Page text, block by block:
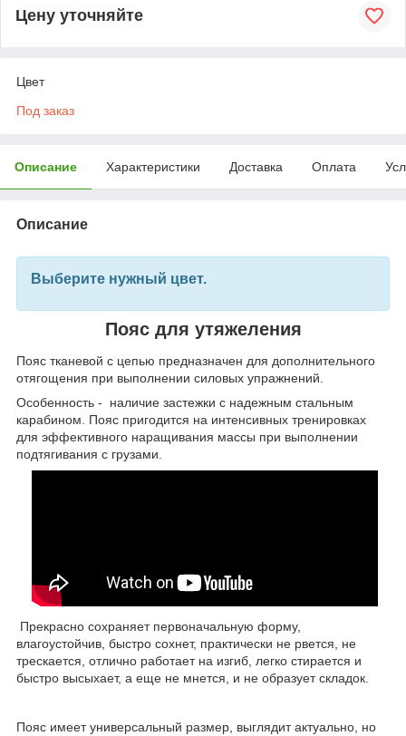
Цену уточняйте
Цвет
Под заказ
Описание Характеристики Доставка Оплата
Описание
Выберите нужный цвет.
Пояс для утяжеления
Пояс тканевой с цепью предназначен для дополнительного
отягощения при выполнении силовых упражнений.
Особенность - наличие застежки с надежным стальным
карабином. Пояс пригодится на интенсивных тренировках
для эффективного наращивания массы при выполнении
подтягивания с грузами.
Прекрасно сохраняет первоначальную форму,
влагоустойчив, быстро сохнет, практически не рвется, не
трескается, отлично работает на изгиб, легко стирается и
быстро высыхает, а еще не мнется, и не образует складок.
Пояс имеет универсальный размер, выглядит актуально, но